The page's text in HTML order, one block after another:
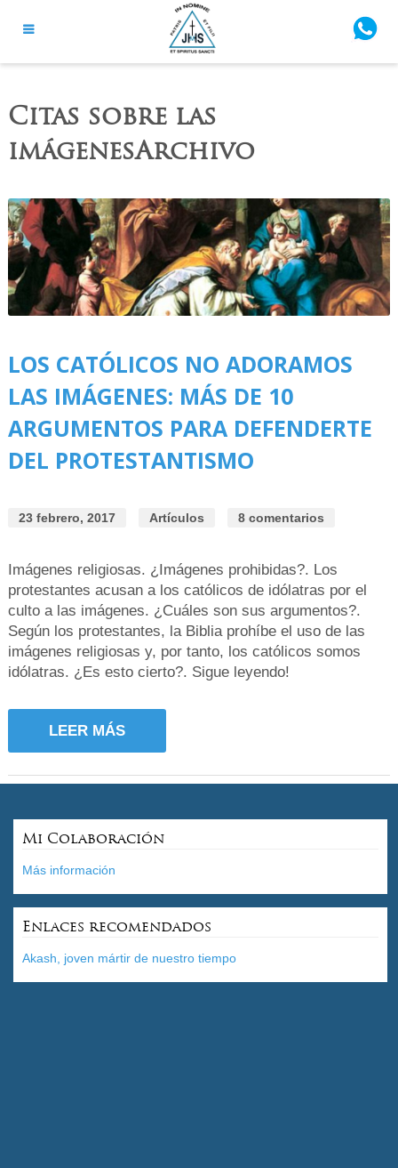
Citas sobre las
imágenesArchivo
LOS CATÓLICOS NO ADORAMOS
LAS IMÁGENES: MÁS DE 10
ARGUMENTOS PARA DEFENDERTE
DEL PROTESTANTISMO
23 febrero, 2017 Artículos 8 comentarios
Imágenes religiosas. ¿Imágenes prohibidas?. Los
protestantes acusan a los católicos de idólatras por el
culto a las imágenes. ¿Cuáles son sus argumentos?.
Según los protestantes, la Biblia prohíbe el uso de las
imágenes religiosas y, por tanto, los católicos somos
idólatras. ¿Es esto cierto?. Sigue leyendo!
LEER MÁS
Mi Colaboración
Más información
Enlaces recomendados
Akash, joven mártir de nuestro tiempo